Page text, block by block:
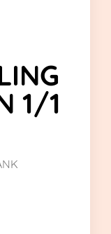
1/1